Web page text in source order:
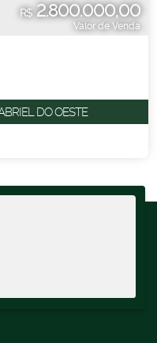
R$2.800.000,00
Valor de Venda
DO OESTE